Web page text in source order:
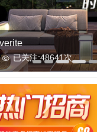
装修公司，想找木门厂家